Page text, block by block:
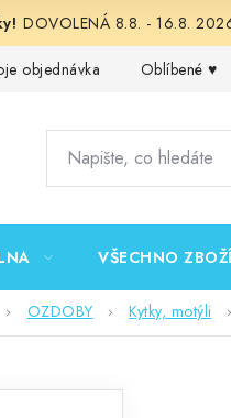
DOVOLENÁ 8.8. - 16.8.
objednávka Oblíbené ♥️
VŠECHNO ZBOŽÍ
OZDOBY Kytky, motýli